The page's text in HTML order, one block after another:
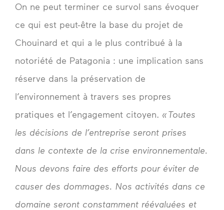
On ne peut terminer ce survol sans évoquer
ce qui est peut-être la base du projet de
Chouinard et qui a le plus contribué à la
notoriété de Patagonia : une implication sans
réserve dans la préservation de
l’environnement à travers ses propres
pratiques et l’engagement citoyen. « Toutes
les décisions de l’entreprise seront prises
dans le contexte de la crise environnementale.
Nous devons faire des efforts pour éviter de
causer des dommages. Nos activités dans ce
domaine seront constamment réévaluées et